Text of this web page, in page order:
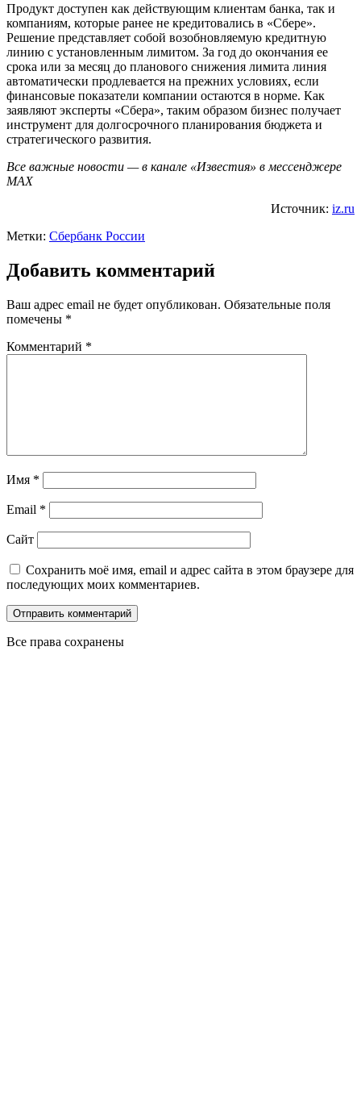
Продукт доступен как действующим клиентам банка, так и
компаниям, которые ранее не кредитовались в «Сбере».
Решение представляет собой возобновляемую кредитную
линию с установленным лимитом. За год до окончания ее
срока или за месяц до планового снижения лимита линия
автоматически продлевается на прежних условиях, если
финансовые показатели компании остаются в норме. Как
заявляют эксперты «Сбера», таким образом бизнес получает
инструмент для долгосрочного планирования бюджета и
стратегического развития.
Все важные новости — в канале «Известия» в мессенджере
МАХ
Источник: iz.ru
Метки: Сбербанк России
Добавить комментарий
Ваш адрес email не будет опубликован. Обязательные поля
помечены *
Комментарий *
Имя *
Email *
Сайт
Сохранить моё имя, email и адрес сайта в этом браузере для
последующих моих комментариев.
Все права сохранены